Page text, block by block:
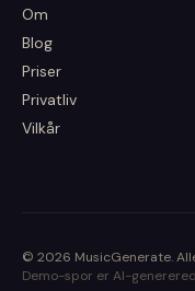
Om
Blog
Priser
Privatliv
Vilkår
© 2026 MusicGenerate.
Demo-spor er AI-